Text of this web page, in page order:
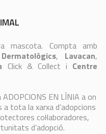
Compta amb
, Lavacan,
Click & Collect i Centre
EN LÍNIA a on
tota la xarxa d’adopcions
col·laboradores,
d’adopció.